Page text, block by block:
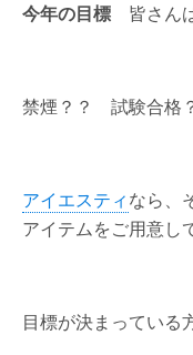
今年の目標 皆さん
禁煙？？ 試験合格
アイエスティなら、
アイテムをご用意し
目標が決まっている